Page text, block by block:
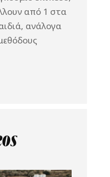
από 1 στα
ανάλογα